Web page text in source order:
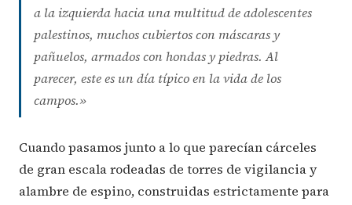
a la izquierda hacia una multitud de adolescentes
palestinos, muchos cubiertos con máscaras y
pañuelos, armados con hondas y piedras. Al
parecer, este es un día típico en la vida de los
campos.»
Cuando pasamos junto a lo que parecían cárceles
de gran escala rodeadas de torres de vigilancia y
alambre de espino, construidas estrictamente para